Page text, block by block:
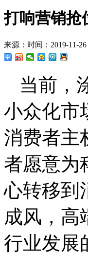
打响营销抢
来源： 时间：2019-11-26
当前，
小众化市
消费者主
者愿意为
心转移到
成风，高
行业发展